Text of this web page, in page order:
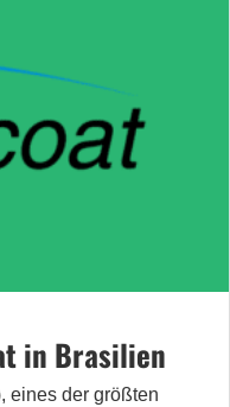
in Brasilien
eines der größten